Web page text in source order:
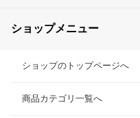
ショップメニュー
ショップのトップページへ
商品カテゴリ一覧へ